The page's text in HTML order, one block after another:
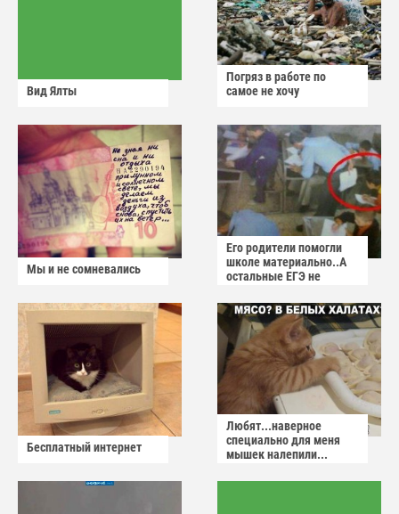
Вид Ялты
Погряз в работе по
самое не хочу
Мы и не сомневались
Его родители помогли
школе материально..А
остальные ЕГЭ не
Бесплатный интернет
Любят...наверное
специально для меня
мышек налепили...